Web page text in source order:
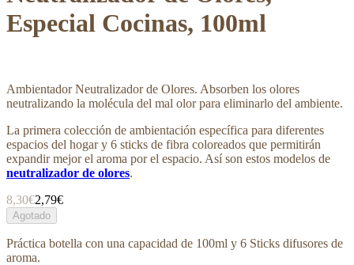
Especial Cocinas, 100ml
Ambientador Neutralizador de Olores. Absorben los olores
neutralizando la molécula del mal olor para eliminarlo del ambiente.
La primera colección de ambientación específica para diferentes
espacios del hogar y 6 sticks de fibra coloreados que permitirán
expandir mejor el aroma por el espacio. Así son estos modelos de
neutralizador de olores.
8,30€2,79€
Agotado
Práctica botella con una capacidad de 100ml y 6 Sticks difusores de
aroma.